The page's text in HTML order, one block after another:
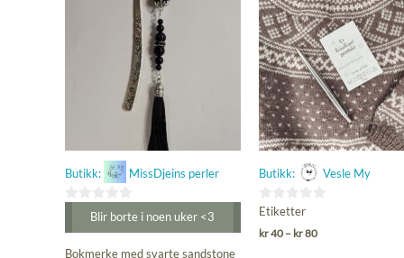
Butikk: MissDjeins perler
av
Blir borte i noen uker <3
Bokmerke med svarte sandstone
Butikk: Vesle My
0
ut
Etiketter
kr40 – kr80Prisområde: